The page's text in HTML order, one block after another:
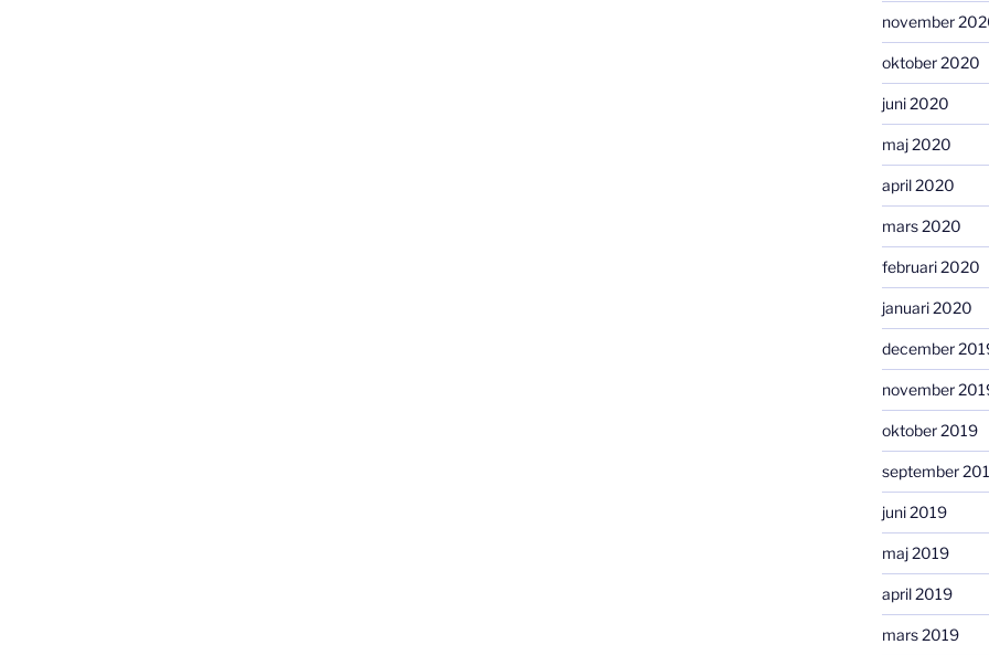
november
oktober 2020
juni 2020
maj 2020
april 2020
mars 2020
februari 2020
januari 2020
december
november
oktober 2019
september
juni 2019
maj 2019
april 2019
mars 2019